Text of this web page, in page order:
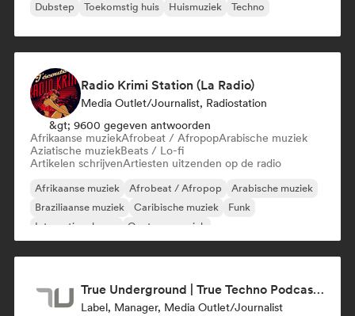
Dubstep
Toekomstig huis Huismuziek Techno
Radio Krimi Station (La Radio)
Media Outlet/Journalist, Radiostation
&gt; 9600 gegeven antwoorden
Afrikaanse muziekAfrobeat / AfropopArabische muziek
Aziatische muziekBeats / Lo-fi
Artikelen schrijvenArtiesten uitzenden op de radio
Afrikaanse muziek Afrobeat / Afropop
Arabische muziek
Braziliaanse muziek
Caribische muziek
Funk
Internationale rap
Oosterse muziek
True Underground | True Techno Podcast | ONE
Label, Manager, Media Outlet/Journalist